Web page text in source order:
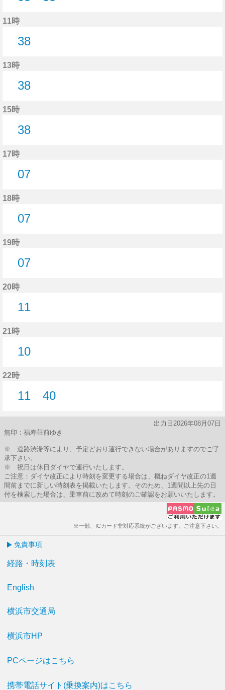
11時
38
13時
38
15時
38
17時
07
18時
07
19時
07
20時
11
21時
10
22時
11
40
出力日2026年08月07日
無印：福寿荘前ゆき
※ 道路渋滞等により、予定どおり運行できない場合がありますのでご了
承下さい。
※ 祝日は休日ダイヤで運行いたします。
ご注意：ダイヤ改正により時刻を変更する場合は、概ねダイヤ改正の1週
間前までに新しい時刻表を掲載いたします。そのため、1週間以上先の日
付を検索した場合は、乗車前に改めて時刻のご確認をお願いいたします。
※一部、ICカード非対応系統がございます。ご注意下さい。
免責事項
経路・時刻表
English
横浜市交通局
横浜市HP
PCページはこちら
携帯電話サイト(乗換案内)はこちら